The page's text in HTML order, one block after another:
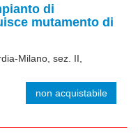
di
mutamento di
Milano, sez. II,
non acquistabile